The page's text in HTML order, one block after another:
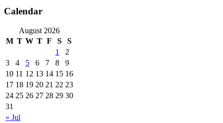
Calendar
August 2026
M T W T F S S
« Jul
1
2
3
4 5 6 7 8
9
10 11 12 13 14 15 16
17 18 19 20 21 22 23
24 25 26 27 28 29 30
31